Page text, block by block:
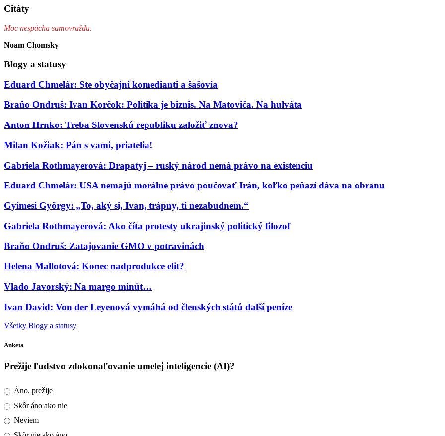
Citáty
Moc nespácha samovraždu.
Noam Chomsky
Blogy a statusy
Eduard Chmelár: Ste obyčajní komedianti a šašovia
Braňo Ondruš: Ivan Korčok: Politika je biznis. Na Matoviča. Na hulváta
Anton Hrnko: Treba Slovenskú republiku založiť znova?
Milan Kožiak: Pán s vami, priatelia!
Gabriela Rothmayerová: Drapatyj – ruský národ nemá právo na existenciu
Eduard Chmelár: USA nemajú morálne právo poučovať Irán, koľko peňazí dáva na obranu
Gyimesi György: „To, aký si, Ivan, trápny, ti nezabudnem.“
Gabriela Rothmayerová: Ako číta protesty ukrajinský politický filozof
Braňo Ondruš: Zatajovanie GMO v potravinách
Helena Mallotová: Konec nadprodukce elit?
Vlado Javorský: Na margo minút…
Ivan David: Von der Leyenová vymáhá od členských států další peníze
Všetky Blogy a statusy
Anketa
Prežije ľudstvo zdokonaľovanie umelej inteligencie (AI)?
Áno, prežije
Skôr áno ako nie
Neviem